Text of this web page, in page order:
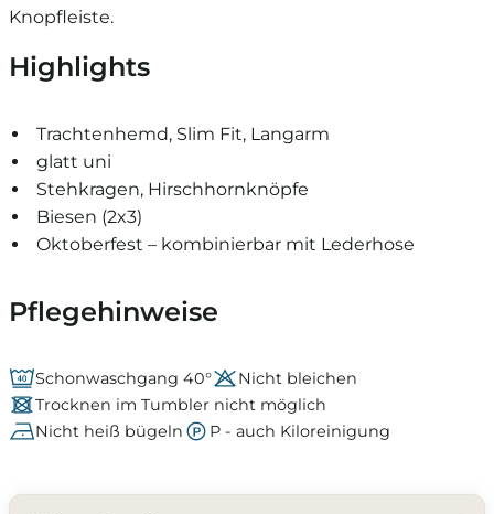
Knopfleiste.
Highlights
Trachtenhemd, Slim Fit, Langarm
glatt uni
Stehkragen, Hirschhornknöpfe
Biesen (2x3)
Oktoberfest – kombinierbar mit Lederhose
Pflegehinweise
Schonwaschgang 40°
Nicht bleichen
Trocknen im Tumbler nicht möglich
Nicht heiß bügeln
P - auch Kiloreinigung